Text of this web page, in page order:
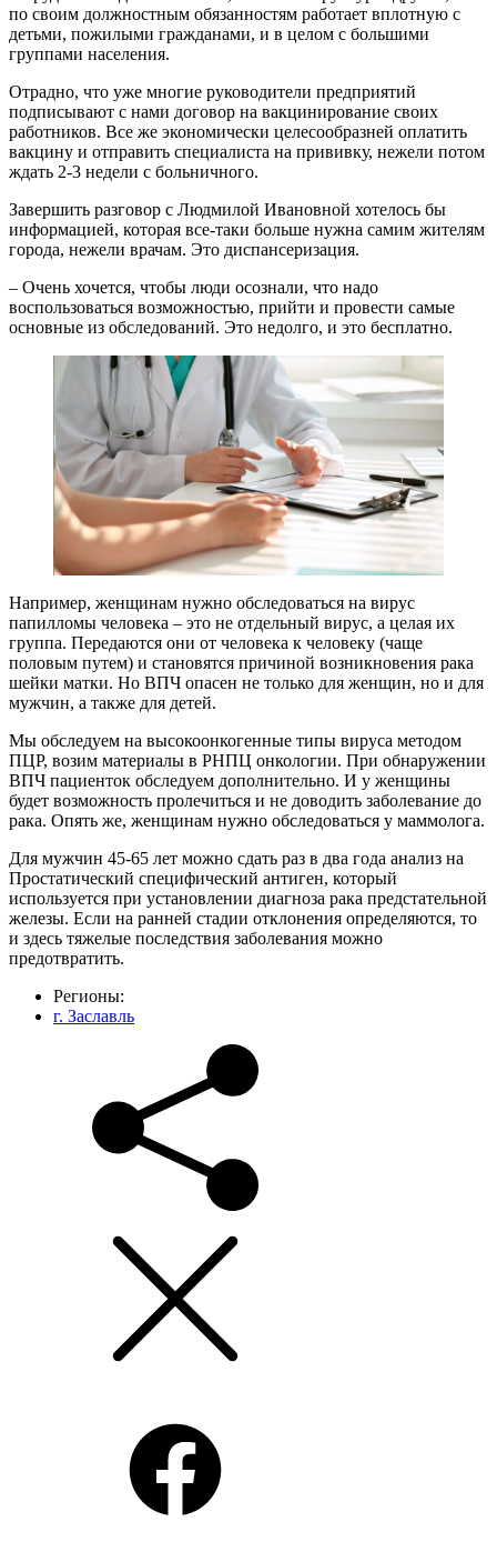
по своим должностным обязанностям работает вплотную с
детьми, пожилыми гражданами, и в целом с большими
группами населения.
Отрадно, что уже многие руководители предприятий
подписывают с нами договор на вакцинирование своих
работников. Все же экономически целесообразней оплатить
вакцину и отправить специалиста на прививку, нежели потом
ждать 2-3 недели с больничного.
Завершить разговор с Людмилой Ивановной хотелось бы
информацией, которая все-таки больше нужна самим жителям
города, нежели врачам. Это диспансеризация.
– Очень хочется, чтобы люди осознали, что надо
воспользоваться возможностью, прийти и провести самые
основные из обследований. Это недолго, и это бесплатно.
Например, женщинам нужно обследоваться на вирус
папилломы человека – это не отдельный вирус, а целая их
группа. Передаются они от человека к человеку (чаще
половым путем) и становятся причиной возникновения рака
шейки матки. Но ВПЧ опасен не только для женщин, но и для
мужчин, а также для детей.
Мы обследуем на высокоонкогенные типы вируса методом
ПЦР, возим материалы в РНПЦ онкологии. При обнаружении
ВПЧ пациенток обследуем дополнительно. И у женщины
будет возможность пролечиться и не доводить заболевание до
рака. Опять же, женщинам нужно обследоваться у маммолога.
Для мужчин 45-65 лет можно сдать раз в два года анализ на
Простатический специфический антиген, который
используется при установлении диагноза рака предстательной
железы. Если на ранней стадии отклонения определяются, то
и здесь тяжелые последствия заболевания можно
предотвратить.
Регионы:
г. Заславль